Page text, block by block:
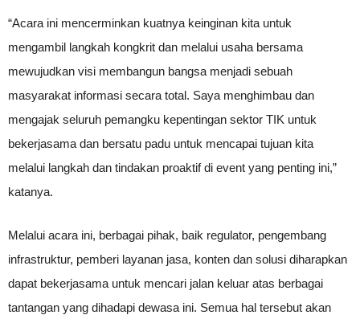
“Acara ini mencerminkan kuatnya keinginan kita untuk
mengambil langkah kongkrit dan melalui usaha bersama
mewujudkan visi membangun bangsa menjadi sebuah
masyarakat informasi secara total. Saya menghimbau dan
mengajak seluruh pemangku kepentingan sektor TIK untuk
bekerjasama dan bersatu padu untuk mencapai tujuan kita
melalui langkah dan tindakan proaktif di event yang penting ini,”
katanya.
Melalui acara ini, berbagai pihak, baik regulator, pengembang
infrastruktur, pemberi layanan jasa, konten dan solusi diharapkan
dapat bekerjasama untuk mencari jalan keluar atas berbagai
tantangan yang dihadapi dewasa ini. Semua hal tersebut akan